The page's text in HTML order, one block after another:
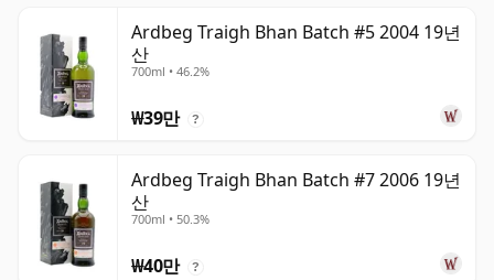
Ardbeg Traigh Bhan Batch #5 2004 19년
산
700ml • 46.2%
₩39만 ?
Ardbeg Traigh Bhan Batch #7 2006 19년
산
700ml • 50.3%
₩40만 ?